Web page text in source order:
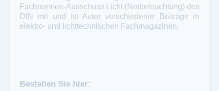
Fachnormen-Ausschuss Licht (Notbeleuchtung) des
DIN mit und ist Autor verschiedener Beiträge in
elektro- und lichttechnischen Fachmagazinen.
Bestellen Sie hier: